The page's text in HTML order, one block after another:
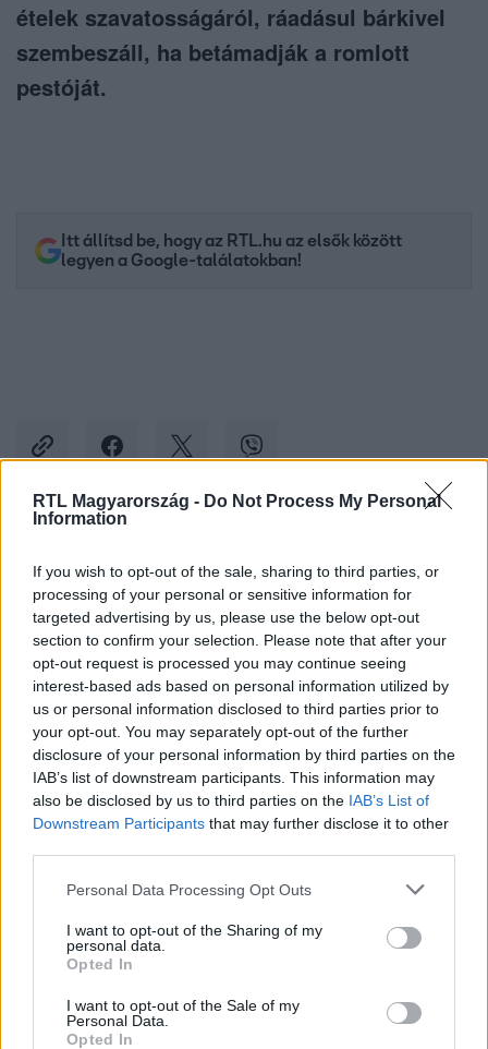
RTL Magyarország - Do Not Process My Personal
Information
If you wish to opt-out of the sale, sharing to third parties, or
processing of your personal or sensitive information for
targeted advertising by us, please use the below opt-out
section to confirm your selection. Please note that after your
opt-out request is processed you may continue seeing
interest-based ads based on personal information utilized by
us or personal information disclosed to third parties prior to
your opt-out. You may separately opt-out of the further
disclosure of your personal information by third parties on the
IAB’s list of downstream participants. This information may
also be disclosed by us to third parties on the IAB’s List of
Downstream Participants that may further disclose it to other
Please note that this website/app uses one or more Google
not limited to your visit or usage behaviour. You may click to
grant or deny consent to Google and its third-party tags to
use your data for below specified purposes in below Google
consent section.
Personal Data Processing Opt Outs
I want to opt-out of the Sharing of my
personal data.
Opted In
I want to opt-out of the Sale of my
Personal Data.
Opted In
ételek szavatosságáról, ráadásul bárkivel
szembeszáll, ha betámadják a romlott
pestóját.
Itt állítsd be, hogy az RTL.hu az elsők között
legyen a Google-találatokban!
Facebookon is!
Követem
SHOWDER KLUB #ADÁSRÉSZLETEK #26. ÉVAD
#BADÁR SÁNDOR HŰTŐSZEKRÉNY # SZAVATOSSÁG
Népszerű